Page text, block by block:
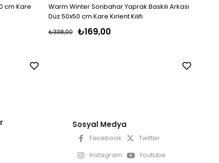
cm Kare
Warm Winter Sonbahar Yaprak Baskılı Arkası
Düz 50x50 cm Kare Kırlent Kılıfı
₺169,00
₺338,00
Sosyal Medya
Facebook
Twitter
Instagram
Youtube